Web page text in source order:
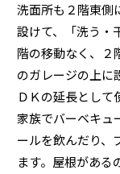
洗面所も２階東側
設けて、「洗う・
階の移動なく、２
のガレージの上に
ＤＫの延長として
家族でバーベキュ
ールを飲んだり、
ます。屋根がある